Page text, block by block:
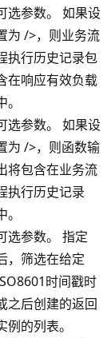
选参数。 如果设
为 />，则业务流
执行历史记录包
在响应有效负载
。
选参数。 如果设
为 />，则函数输
将包含在业务流
执行历史记录
。
选参数。 指定
，筛选在给定
时间戳时
之后创建的返回
例的列表。